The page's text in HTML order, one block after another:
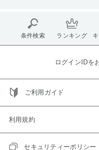
条件検索 ランキング
ログインIDを
ご利用ガイド
利用規約
セキュリティーポリシー